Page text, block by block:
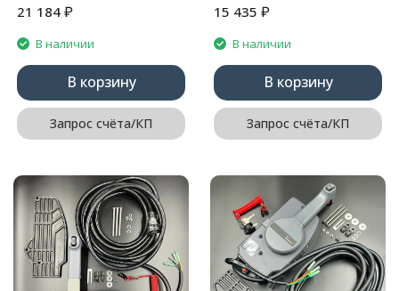
21 184 ₽
В наличии
В корзину
Запрос счёта/КП
15 435 ₽
В наличии
В корзину
Запрос счёта/КП